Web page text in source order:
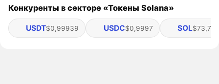
Конкуренты в секторе «Токены Solana»
USDT$0,99939 USDC$0,9997 SOL$73,78